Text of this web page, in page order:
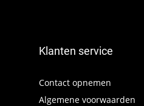
Klanten service
Contact opnemen
Algemene voorwaarden